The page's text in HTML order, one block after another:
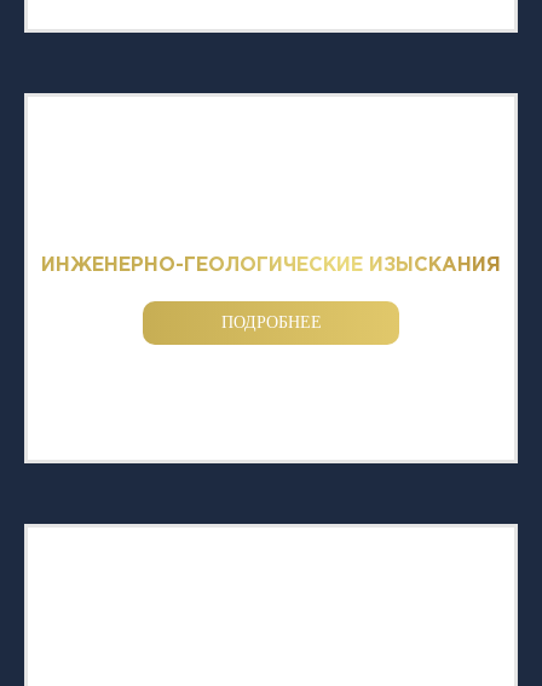
ИНЖЕНЕРНО-ГЕОЛОГИЧЕСКИЕ ИЗЫСКАНИЯ
ПОДРОБНЕЕ